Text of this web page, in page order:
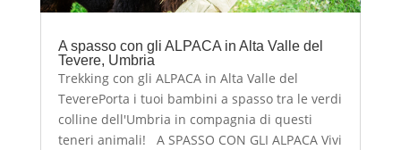
A spasso con gli ALPACA in Alta Valle del
Tevere, Umbria
Trekking con gli ALPACA in Alta Valle del
TeverePorta i tuoi bambini a spasso tra le verdi
colline dell'Umbria in compagnia di questi
teneri animali! A SPASSO CON GLI ALPACA Vivi